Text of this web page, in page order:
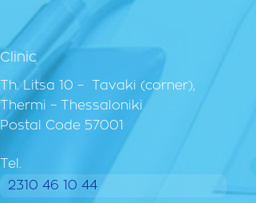
Clinic
Th. Litsa 10 – Tavaki (corner),
Thermi – Thessaloniki
Postal Code 57001
Tel.
2310 46 10 44